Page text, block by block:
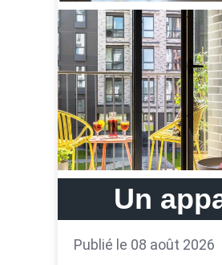
Un
Publié le 08 août 2026